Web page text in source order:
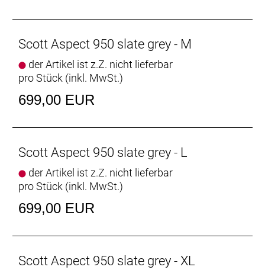
Scott Aspect 950 slate grey - M
der Artikel ist z.Z. nicht lieferbar
pro Stück (inkl. MwSt.)
699,00 EUR
Scott Aspect 950 slate grey - L
der Artikel ist z.Z. nicht lieferbar
pro Stück (inkl. MwSt.)
699,00 EUR
Scott Aspect 950 slate grey - XL